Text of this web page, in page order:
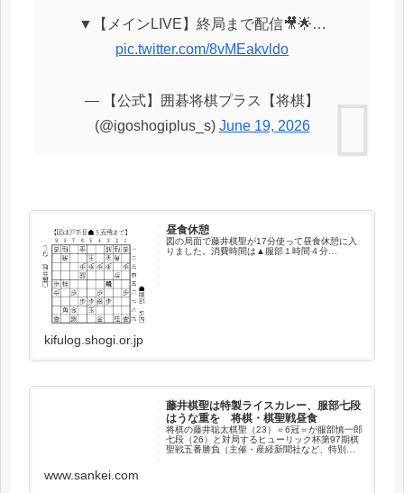
▼【メインLIVE】終局まで配信🎥🌟…
pic.twitter.com/8vMEakvldo
— 【公式】囲碁将棋プラス【将棋】
(@igoshogiplus_s) June 19, 2026
昼食休憩
図の局面で藤井棋聖が17分使って昼食休憩に入
りました。消費時間は▲服部１時間４分…
kifulog.shogi.or.jp
藤井棋聖は特製ライスカレー、服部七段
はうな重を 将棋・棋聖戦昼食
将棋の藤井聡太棋聖（23）＝6冠＝が服部慎一郎
七段（26）と対局するヒューリック杯第97期棋
聖戦五番勝負（主催・産経新聞社など、特別協
www.sankei.com